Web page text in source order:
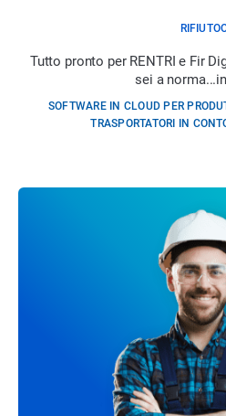
Tutto pronto per RENTRI e Fir
sei a
SOFTWARE IN CLOUD PER
TRASPORTATORI IN